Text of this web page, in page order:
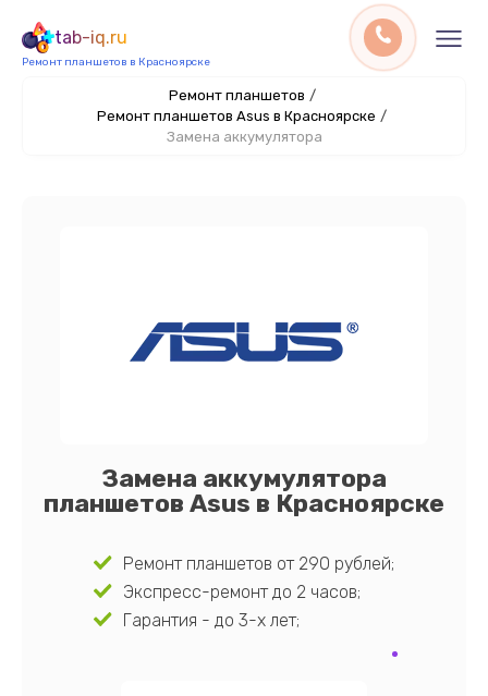
tab-iq.ru
Ремонт планшетов в Красноярске
Ремонт планшетов /
Ремонт планшетов Asus в Красноярске /
Замена аккумулятора
Замена аккумулятора
планшетов Asus в Красноярске
Ремонт планшетов от 290 рублей;
Экспресс-ремонт до 2 часов;
Гарантия - до 3-х лет;